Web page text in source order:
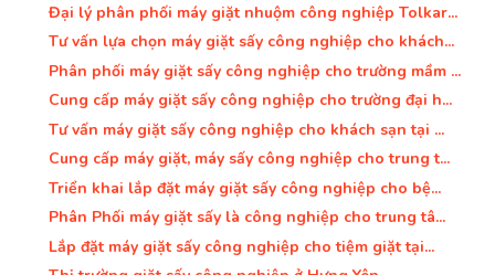
Đại lý phân phối máy giặt nhuộm công nghiệp Tolkar...
Tư vấn lựa chọn máy giặt sấy công nghiệp cho khách...
Phân phối máy giặt sấy công nghiệp cho trường mầm ...
Cung cấp máy giặt sấy công nghiệp cho trường đại h...
Tư vấn máy giặt sấy công nghiệp cho khách sạn tại ...
Cung cấp máy giặt, máy sấy công nghiệp cho trung t...
Triển khai lắp đặt máy giặt sấy công nghiệp cho bệ...
Phân Phối máy giặt sấy là công nghiệp cho trung tâ...
Lắp đặt máy giặt sấy công nghiệp cho tiệm giặt tại...